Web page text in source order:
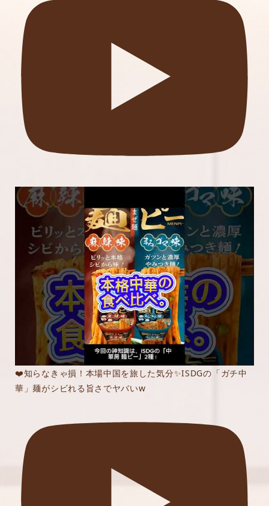
❤️知らなきゃ損！本場中国を旅した気分✨ISDGの「ガチ中
華」麺がシビれる旨さでヤバいw